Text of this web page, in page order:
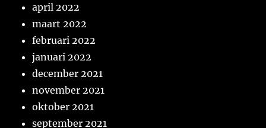
april 2022
maart 2022
februari 2022
januari 2022
december 2021
november 2021
oktober 2021
september 2021